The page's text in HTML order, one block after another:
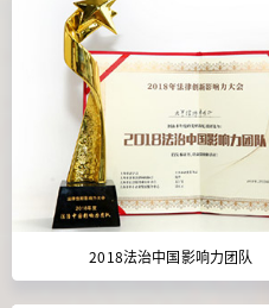
2018法治中国影响力团队